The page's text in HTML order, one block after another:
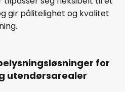
gir pålitelighet og kvalitet
for
utendørsarealer